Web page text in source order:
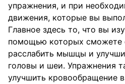
упражнения, и при
движения, которые вы
Главное здесь то, что вы
помощью которых сможете
расслабить мышцы и
головы и шеи. Упражнения
улучшить кровообращение